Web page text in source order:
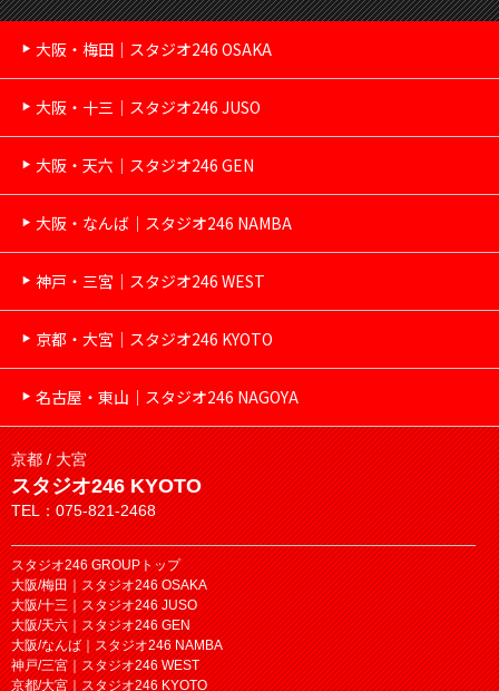
大阪・梅田｜スタジオ246 OSAKA
大阪・十三｜スタジオ246 JUSO
大阪・天六｜スタジオ246 GEN
大阪・なんば｜スタジオ246 NAMBA
神戸・三宮｜スタジオ246 WEST
京都・大宮｜スタジオ246 KYOTO
名古屋・東山｜スタジオ246 NAGOYA
京都 / 大宮
スタジオ246 KYOTO
TEL：075-821-2468
スタジオ246 GROUPトップ
大阪/梅田｜スタジオ246 OSAKA
大阪/十三｜スタジオ246 JUSO
大阪/天六｜スタジオ246 GEN
大阪/なんば｜スタジオ246 NAMBA
神戸/三宮｜スタジオ246 WEST
京都/大宮｜スタジオ246 KYOTO